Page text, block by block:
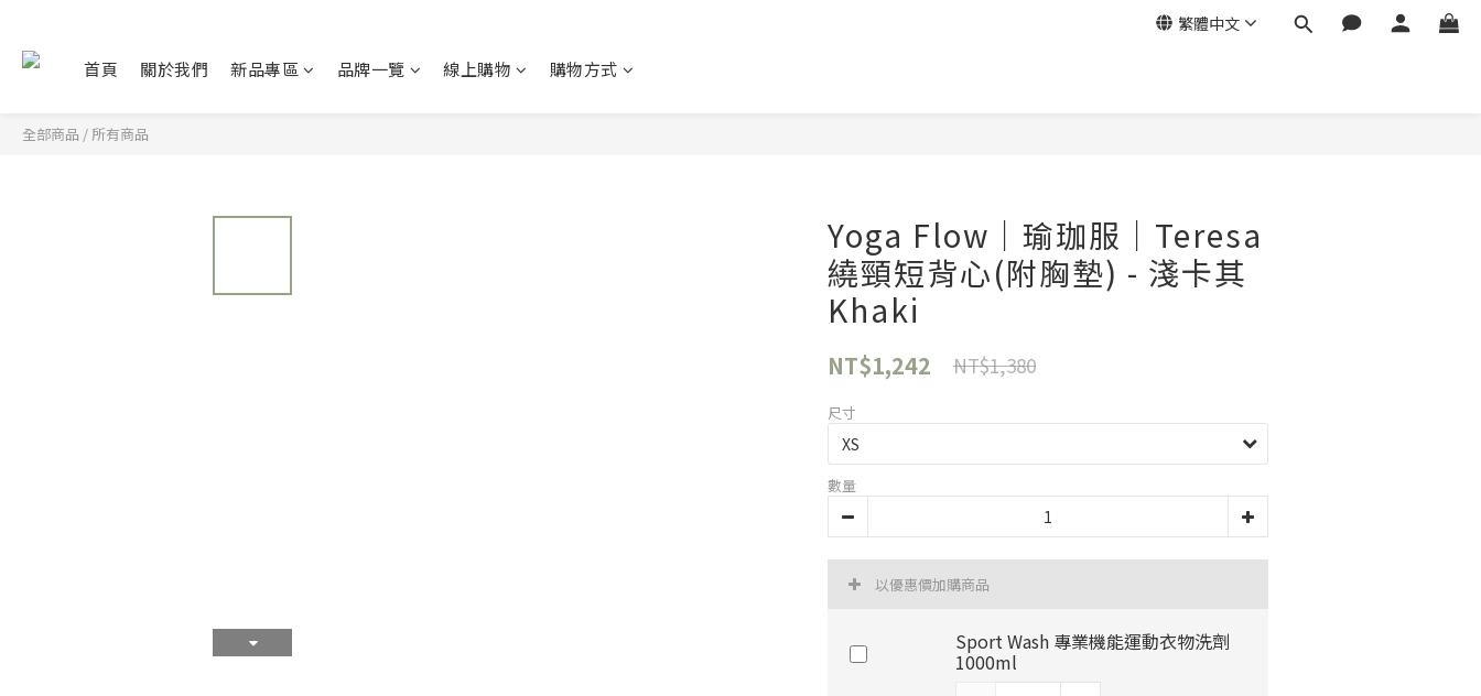
繁體中文
首頁 關於我們 新品專區 品牌一覽 線上購物 購物方式
全部商品 / 所有商品
Yoga Flow｜瑜珈服｜Teresa
繞頸短背心(附胸墊) - 淺卡其
Khaki
NT$1,242 NT$1,380
尺寸
數量
以優惠價加購商品
Sport Wash 專業機能運動衣物洗劑
1000ml